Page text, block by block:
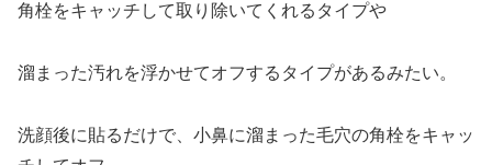
角栓をキャッチして取り除いてくれるタイプや
溜まった汚れを浮かせてオフするタイプがあるみたい。
洗顔後に貼るだけで、小鼻に溜まった毛穴の角栓をキャッ